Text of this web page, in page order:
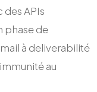
APIs
phase de
à deliverabilité
au